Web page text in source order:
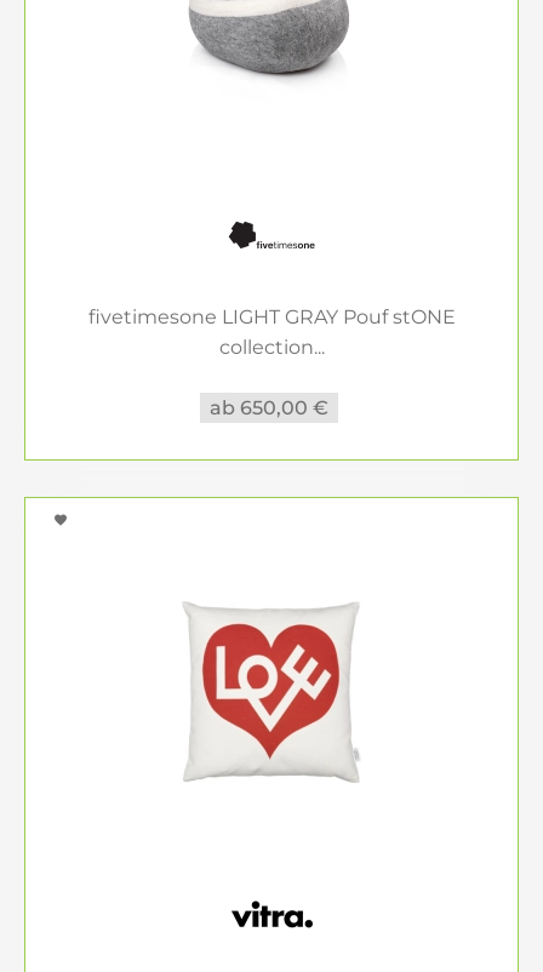
fivetimesone LIGHT GRAY Pouf stONE
collection...
ab 650,00 €